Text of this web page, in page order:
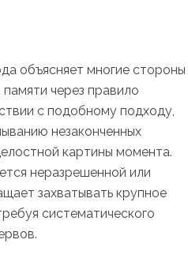
объясняет многие стороны
через правило
с подобному подходу,
незаконченных
картины момента.
неразрешенной или
захватывать крупное
систематического